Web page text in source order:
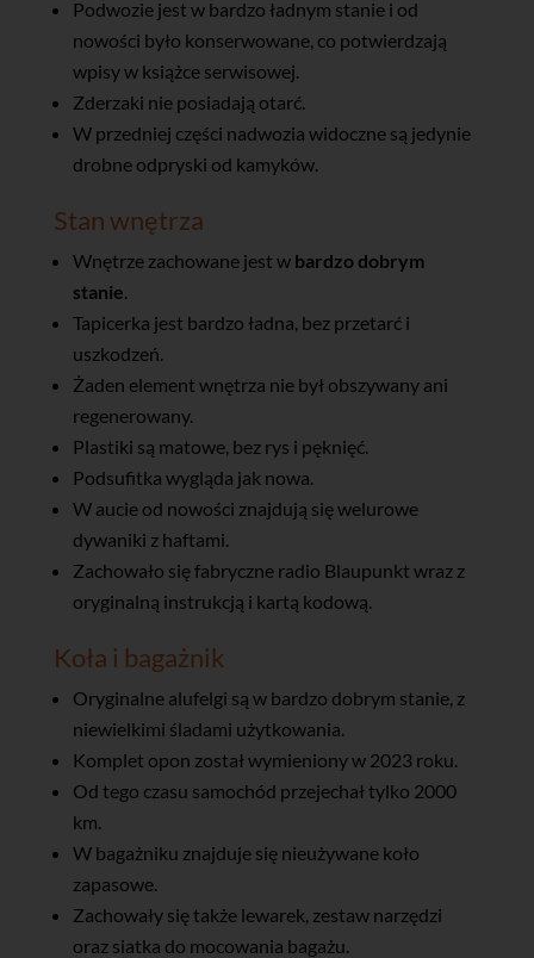
Podwozie jest w bardzo ładnym stanie i od
nowości było konserwowane, co potwierdzają
wpisy w książce serwisowej.
Zderzaki nie posiadają otarć.
W przedniej części nadwozia widoczne są jedynie
drobne odpryski od kamyków.
Stan wnętrza
Wnętrze zachowane jest w bardzo dobrym
stanie
Tapicerka jest bardzo ładna, bez przetarć i
uszkodzeń.
Żaden element wnętrza nie był obszywany ani
regenerowany.
Plastiki są matowe, bez rys i pęknięć.
Podsufitka wygląda jak nowa.
W aucie od nowości znajdują się welurowe
dywaniki z haftami.
Zachowało się fabryczne radio Blaupunkt wraz z
oryginalną instrukcją i kartą kodową.
Koła i bagażnik
Oryginalne alufelgi są w bardzo dobrym stanie, z
niewielkimi śladami użytkowania.
Komplet opon został wymieniony w 2023 roku.
Od tego czasu samochód przejechał tylko 2000
km.
W bagażniku znajduje się nieużywane koło
zapasowe.
Zachowały się także lewarek, zestaw narzędzi
oraz siatka do mocowania bagażu.